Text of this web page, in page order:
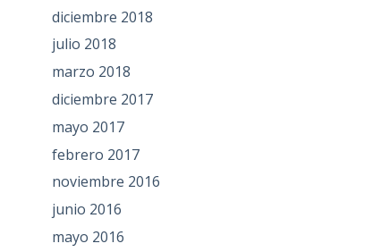
diciembre 2018
julio 2018
marzo 2018
diciembre 2017
mayo 2017
febrero 2017
noviembre 2016
junio 2016
mayo 2016